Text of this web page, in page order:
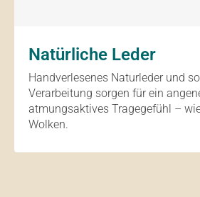
Natürliche Leder
Handverlesenes Naturleder und
Verarbeitung sorgen für ein
atmungsaktives Tragegefühl –
Wolken.